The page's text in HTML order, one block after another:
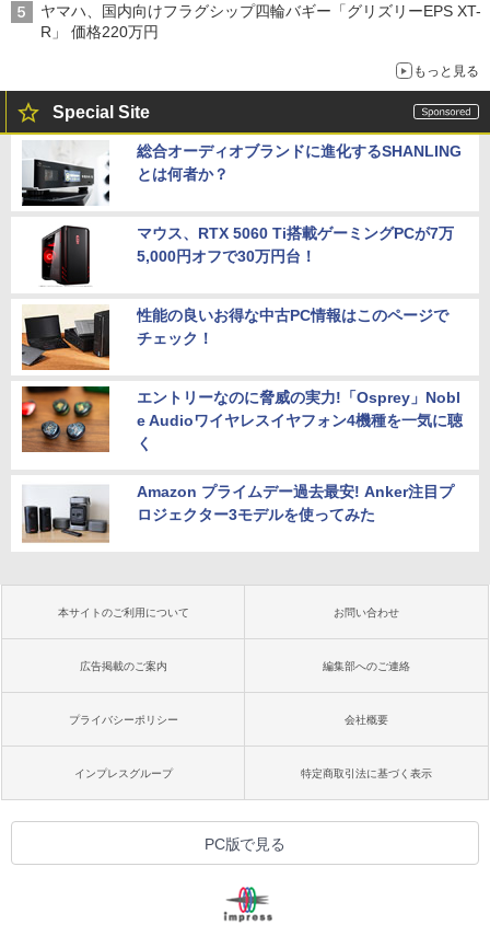
ヤマハ、国内向けフラグシップ四輪バギー「グリズリーEPS XT-
R」 価格220万円
もっと見る
Special Site
総合オーディオブランドに進化するSHANLING
とは何者か？
マウス、RTX 5060 Ti搭載ゲーミングPCが7万
5,000円オフで30万円台！
性能の良いお得な中古PC情報はこのページで
チェック！
エントリーなのに脅威の実力!「Osprey」Nobl
e Audioワイヤレスイヤフォン4機種を一気に聴
く
Amazon プライムデー過去最安! Anker注目プ
ロジェクター3モデルを使ってみた
本サイトのご利用について お問い合わせ
広告掲載のご案内 編集部へのご連絡
プライバシーポリシー 会社概要
インプレスグループ 特定商取引法に基づく表示
PC版で見る